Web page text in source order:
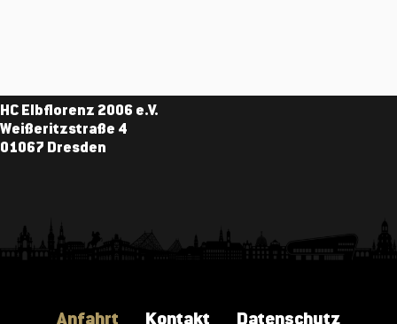
HC Elbflorenz 2006 e.V.
Weißeritzstraße 4
01067 Dresden
Anfahrt Kontakt Datenschutz